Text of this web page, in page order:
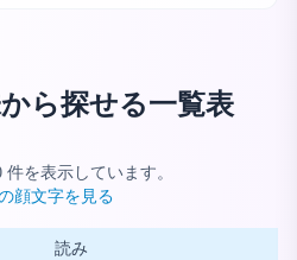
ら探せる一覧表
件を表示しています。
顔文字を見る
読み